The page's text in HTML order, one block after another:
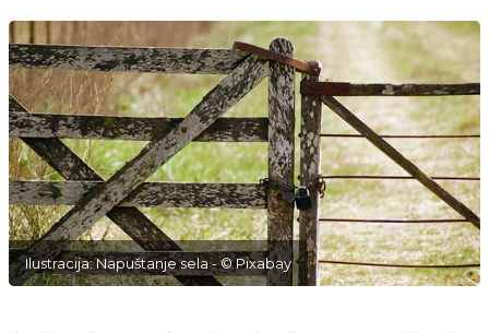
Ilustracija: Napuštanje sela - © Pixabay